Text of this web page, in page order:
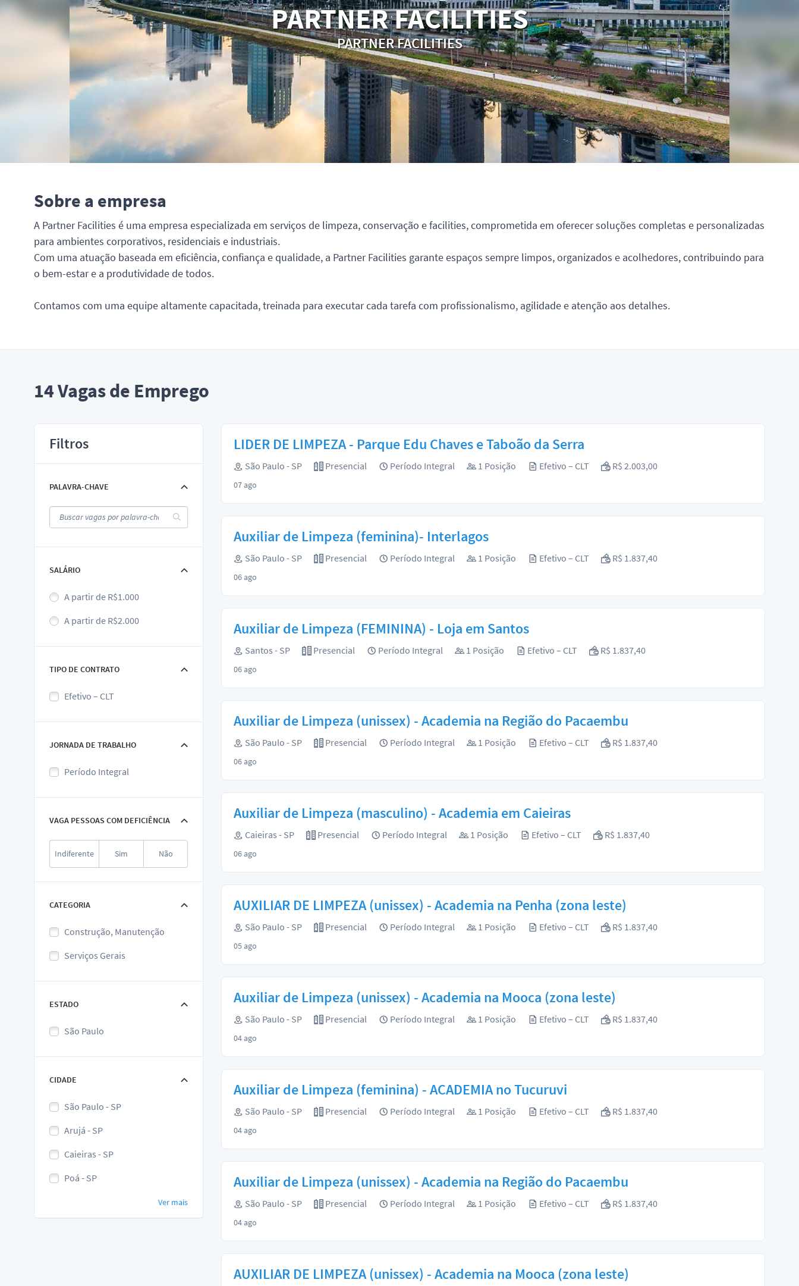
PARTNER FACILITIES
PARTNER FACILITIES
Sobre a empresa
A Partner Facilities é uma empresa especializada em serviços de limpeza, conservação e facilities, comprometida em oferecer soluções completas e personalizadas
para ambientes corporativos, residenciais e industriais.
Com uma atuação baseada em eficiência, confiança e qualidade, a Partner Facilities garante espaços sempre limpos, organizados e acolhedores, contribuindo para
o bem-estar e a produtividade de todos.
Contamos com uma equipe altamente capacitada, treinada para executar cada tarefa com profissionalismo, agilidade e atenção aos detalhes.
14Vagas de Emprego
Filtros
PALAVRA-CHAVE
SALÁRIO
A partir de R$1.000
A partir de R$2.000
TIPO DE CONTRATO
Efetivo – CLT
JORNADA DE TRABALHO
Período Integral
VAGA PESSOAS COM DEFICIÊNCIA
Indiferente Sim Não
CATEGORIA
Construção, Manutenção
Serviços Gerais
ESTADO
São Paulo
CIDADE
São Paulo - SP
Arujá - SP
Caieiras - SP
Poá - SP
Ver mais
LIDER DE LIMPEZA - Parque Edu Chaves e Taboão da Serra
São Paulo - SP Presencial Período Integral 1 Posição Efetivo – CLT R$ 2.003,00
07 ago
Auxiliar de Limpeza (feminina)- Interlagos
São Paulo - SP Presencial Período Integral 1 Posição Efetivo – CLT R$ 1.837,40
06 ago
Auxiliar de Limpeza (FEMININA) - Loja em Santos
Santos - SP Presencial Período Integral 1 Posição Efetivo – CLT R$ 1.837,40
06 ago
Auxiliar de Limpeza (unissex) - Academia na Região do Pacaembu
São Paulo - SP Presencial Período Integral 1 Posição Efetivo – CLT R$ 1.837,40
06 ago
Auxiliar de Limpeza (masculino) - Academia em Caieiras
Caieiras - SP Presencial Período Integral 1 Posição Efetivo – CLT R$ 1.837,40
06 ago
AUXILIAR DE LIMPEZA (unissex) - Academia na Penha (zona leste)
São Paulo - SP Presencial Período Integral 1 Posição Efetivo – CLT R$ 1.837,40
05 ago
Auxiliar de Limpeza (unissex) - Academia na Mooca (zona leste)
São Paulo - SP Presencial Período Integral 1 Posição Efetivo – CLT R$ 1.837,40
04 ago
Auxiliar de Limpeza (feminina) - ACADEMIA no Tucuruvi
São Paulo - SP Presencial Período Integral 1 Posição Efetivo – CLT R$ 1.837,40
04 ago
Auxiliar de Limpeza (unissex) - Academia na Região do Pacaembu
São Paulo - SP Presencial Período Integral 1 Posição Efetivo – CLT R$ 1.837,40
04 ago
AUXILIAR DE LIMPEZA (unissex) - Academia na Mooca (zona leste)